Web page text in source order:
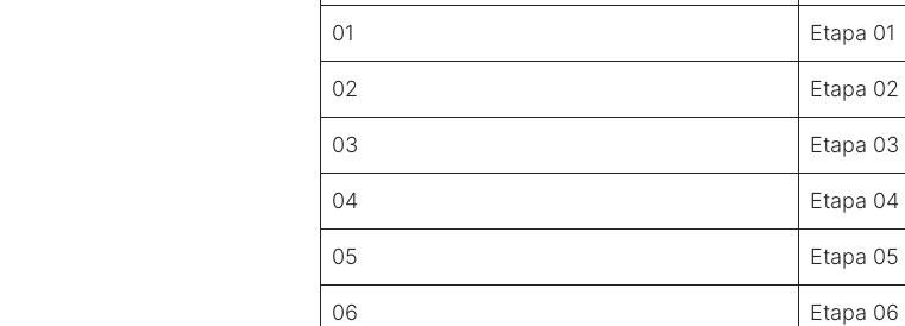
01 Etapa 01
02 Etapa 02
03 Etapa 03
04 Etapa 04
05 Etapa 05
06 Etapa 06